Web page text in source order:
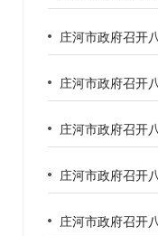
庄河市政府召开
庄河市政府召开
庄河市政府召开
庄河市政府召开
庄河市政府召开